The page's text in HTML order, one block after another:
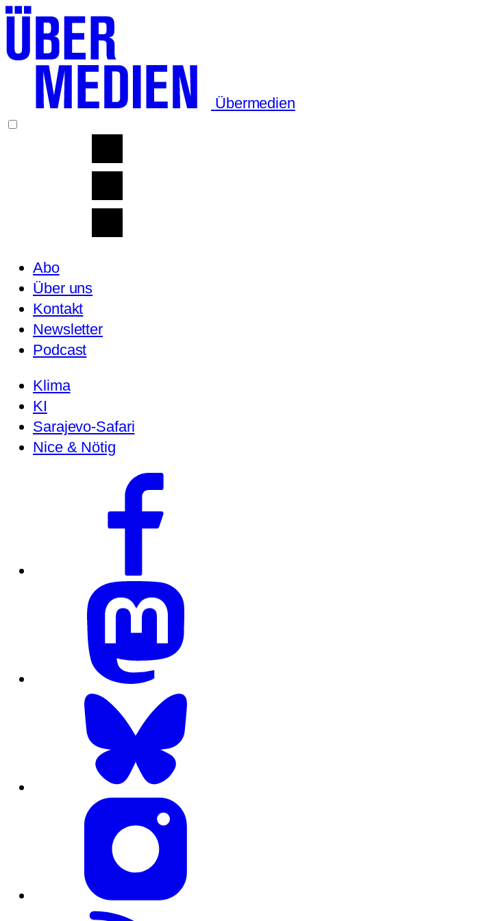
Übermedien
Abo
Über uns
Kontakt
Newsletter
Podcast
Klima
KI
Sarajevo-Safari
Nice & Nötig